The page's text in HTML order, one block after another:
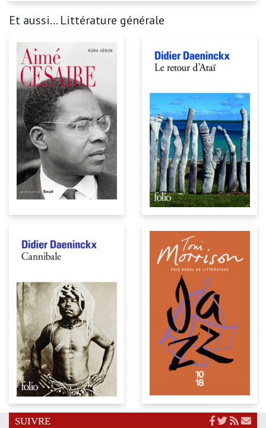
Et aussi... Littérature générale
SUIVRE